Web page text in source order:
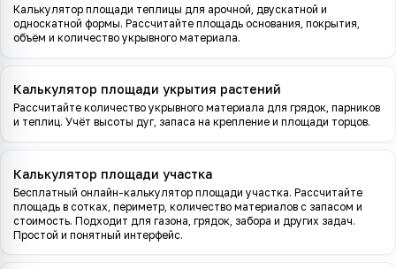
Калькулятор площади теплицы для арочной, двускатной и
односкатной формы. Рассчитайте площадь основания, покрытия,
объём и количество укрывного материала.
Калькулятор площади укрытия растений
Рассчитайте количество укрывного материала для грядок, парников
и теплиц. Учёт высоты дуг, запаса на крепление и площади торцов.
Калькулятор площади участка
Бесплатный онлайн-калькулятор площади участка. Рассчитайте
площадь в сотках, периметр, количество материалов с запасом и
стоимость. Подходит для газона, грядок, забора и других задач.
Простой и понятный интерфейс.